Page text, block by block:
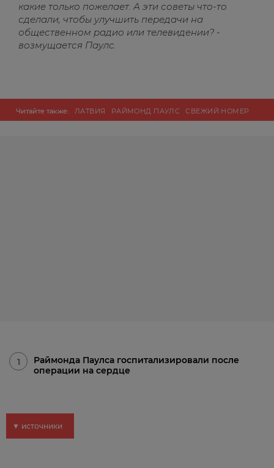
какие только пожелает. А эти советы что-то
сделали, чтобы улучшить передачи на
общественном радио или телевидении? -
возмущается Паулс.
Читайте также: ЛАТВИЯ РАЙМОНД ПАУЛС СВЕЖИЙ НОМЕР
1
Раймонда Паулса госпитализировали после
операции на сердце
▼ источники